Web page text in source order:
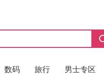
数码 旅行 男士专区